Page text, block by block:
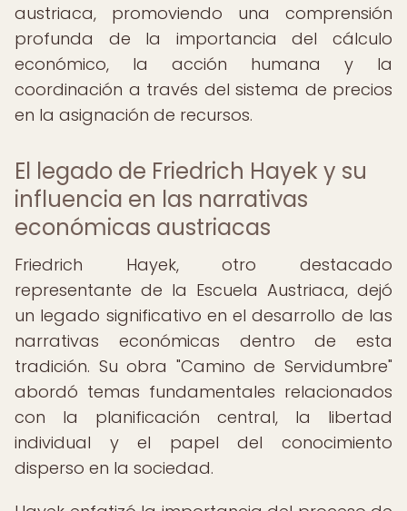
austriaca, promoviendo una comprensión
profunda de la importancia del cálculo
económico, la acción humana y la
coordinación a través del sistema de precios
en la asignación de recursos.
El legado de Friedrich Hayek y su
influencia en las narrativas
económicas austriacas
Friedrich Hayek, otro destacado
representante de la Escuela Austriaca, dejó
un legado significativo en el desarrollo de las
narrativas económicas dentro de esta
tradición. Su obra "Camino de Servidumbre"
abordó temas fundamentales relacionados
con la planificación central, la libertad
individual y el papel del conocimiento
disperso en la sociedad.